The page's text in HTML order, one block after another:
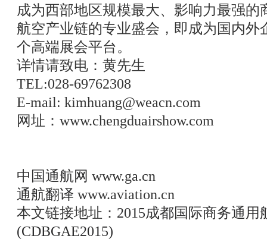
成为西部地区规模最大、影响力最强的
航空产业链的专业盛会，即成为国内外
个高端展会平台。
详情请致电：黄先生
TEL:028-69762308
E-mail: kimhuang@weacn.com
网址：www.chengduairshow.com
中国通航网 www.ga.cn
通航翻译 www.aviation.cn
本文链接地址： 2015成都国际商务通用
(CDBGAE2015)